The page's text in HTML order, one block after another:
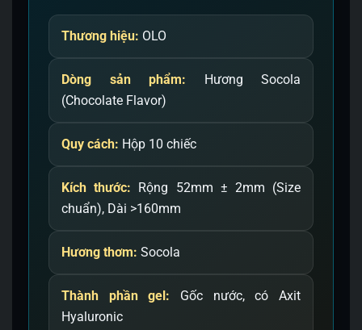
Thương hiệu: OLO
Dòng sản phẩm: Hương Socola
(Chocolate Flavor)
Quy cách: Hộp 10 chiếc
Kích thước: Rộng 52mm ± 2mm (Size
chuẩn), Dài >160mm
Hương thơm: Socola
Thành phần gel: Gốc nước, có Axit
Hyaluronic